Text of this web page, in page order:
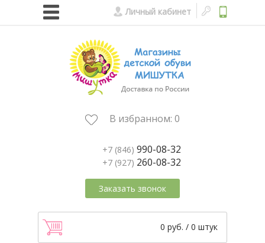
Личный кабинет
В избранном: 0
+7 (846) 990-08-32
+7 (927) 260-08-32
Заказать звонок
0 руб. / 0 штук